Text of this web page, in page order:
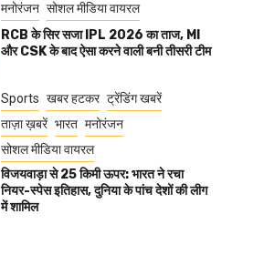
मनोरंजन सोशल मीडिया वायरल
RCB के सिर सजा IPL 2026 का ताज, MI
और CSK के बाद ऐसा करने वाली बनी तीसरी टीम
Sports खबर हटकर ट्रेंडिंग खबरें
ताज़ा ख़बरें भारत मनोरंजन
सोशल मीडिया वायरल
विजयवाड़ा से 25 किमी ऊपर: भारत ने रचा
नियर-स्पेस इतिहास, दुनिया के पांच देशों की लीग
में शामिल